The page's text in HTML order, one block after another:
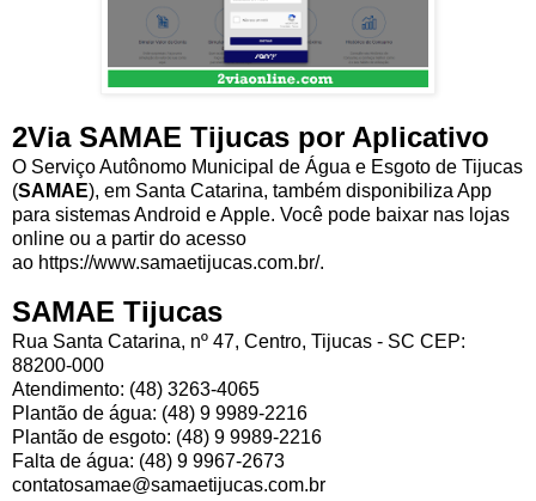
2Via SAMAE Tijucas por Aplicativo
O Serviço Autônomo Municipal de Água e Esgoto de Tijucas
(SAMAE), em Santa Catarina, também disponibiliza App
para sistemas Android e Apple. Você pode baixar nas lojas
online ou a partir do acesso
ao https://www.samaetijucas.com.br/.
SAMAE Tijucas
Rua Santa Catarina, nº 47, Centro, Tijucas - SC CEP:
88200-000
Atendimento: (48) 3263-4065
Plantão de água: (48) 9 9989-2216
Plantão de esgoto: (48) 9 9989-2216
Falta de água: (48) 9 9967-2673
contatosamae@samaetijucas.com.br